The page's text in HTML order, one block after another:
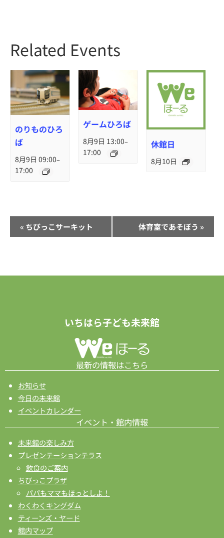
Related Events
のりものひろ
ば
8月9日 09:00–
17:00
ゲームひろば
8月9日 13:00–
17:00
休館日
8月10日
ベ
ナ
« ちびっこサーキット 体育室であそぼう »
いちはら子ども未来館
最新の情報はこちら
お知らせ
今日の未来館
イベントカレンダー
イベント・館内情報
未来館の楽しみ方
プレゼンテーションテラス
飲食のご案内
ちびっこプラザ
パパもママもほっとしよ！
わくわくキングダム
ティーンズ・ヤード
館内マップ